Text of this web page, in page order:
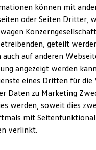
Shop
Roc Kollektion
Kollektion
ID. Kollektion
Kollektion
Kollektion
Kollektion
Fußball Drop
football
Service
Updates
und Ersatzteile
vereinbaren
anfordern
buchen
können mit
oder Seiten Dritter,
geteilt
auch auf anderen
angezeigt werden
eines Dritten für die
Daten zu Marketing
werden, soweit dies
mit
verlinkt.